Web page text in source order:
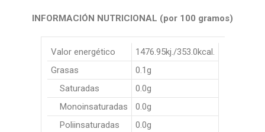
INFORMACIÓN NUTRICIONAL (por 100 gramos)
Valor energético
1476.95kj./353.0kcal.
Grasas
0.1g
Saturadas
0.0g
Monoinsaturadas
0.0g
Poliinsaturadas
0.0g